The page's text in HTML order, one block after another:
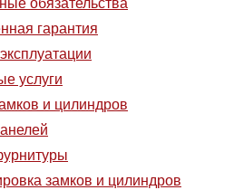
обязательства
гарантия
услуги
и цилиндров
замков и цилиндров